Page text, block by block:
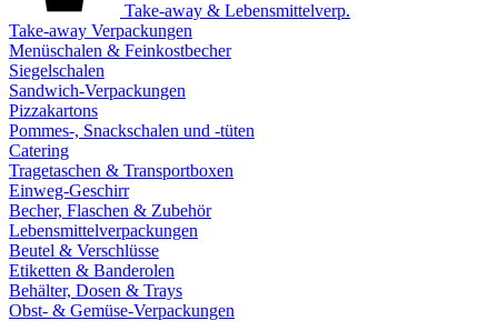
Take-away & Lebensmittelverp.
Take-away Verpackungen
Menüschalen & Feinkostbecher
Siegelschalen
Sandwich-Verpackungen
Pizzakartons
Pommes-, Snackschalen und -tüten
Catering
Tragetaschen & Transportboxen
Einweg-Geschirr
Becher, Flaschen & Zubehör
Lebensmittelverpackungen
Beutel & Verschlüsse
Etiketten & Banderolen
Behälter, Dosen & Trays
Obst- & Gemüse-Verpackungen